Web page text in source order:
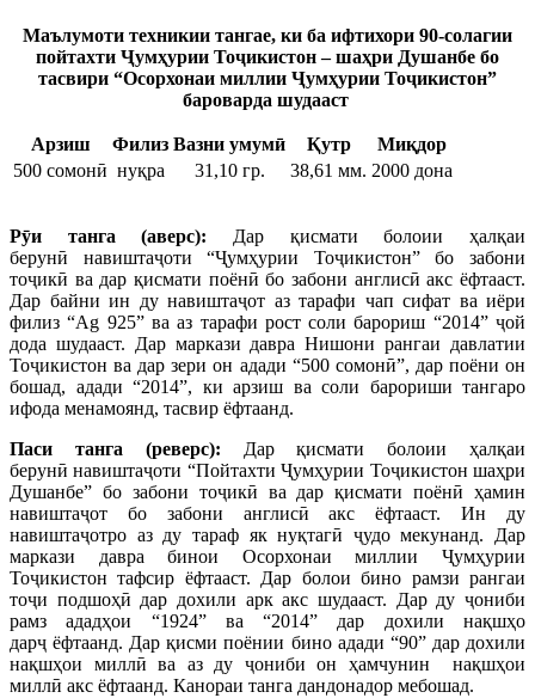
Маълумоти техникии тангае, ки ба ифтихори 90-солагии
пойтахти Ҷумҳурии Тоҷикистон – шаҳри Душанбе бо
тасвири “Осорхонаи миллии Ҷумҳурии Тоҷикистон”
бароварда шудааст
Арзиш Филиз Вазни умумӣ Қутр
Миқдор
500 сомонӣ нуқра 31,10 гр. 38,61 мм. 2000 дона
Рӯи танга (аверс): Дар қисмати болоии ҳалқаи
берунӣ навиштаҷоти “Ҷумҳурии Тоҷикистон” бо забони
тоҷикӣ ва дар қисмати поёнӣ бо забони англисӣ акс ёфтааст.
Дар байни ин ду навиштаҷот аз тарафи чап сифат ва иёри
филиз “Ag 925” ва аз тарафи рост соли барориш “2014” ҷой
дода шудааст. Дар маркази давра Нишони рангаи давлатии
Тоҷикистон ва дар зери он адади “500 сомонӣ”, дар поёни он
бошад, адади “2014”, ки арзиш ва соли барориши тангаро
ифода менамоянд, тасвир ёфтаанд.
Паси танга (реверс): Дар қисмати болоии ҳалқаи
берунӣ навиштаҷоти “Пойтахти Ҷумҳурии Тоҷикистон шаҳри
Душанбе” бо забони тоҷикӣ ва дар қисмати поёнӣ ҳамин
навиштаҷот бо забони англисӣ акс ёфтааст. Ин ду
навиштаҷотро аз ду тараф як нуқтагӣ ҷудо мекунанд. Дар
маркази давра бинои Осорхонаи миллии Ҷумҳурии
Тоҷикистон тафсир ёфтааст. Дар болои бино рамзи рангаи
тоҷи подшоҳӣ дар дохили арк акс шудааст. Дар ду ҷониби
рамз ададҳои “1924” ва “2014” дар дохили нақшҳо
дарҷ ёфтаанд. Дар қисми поёнии бино адади “90” дар дохили
нақшҳои миллӣ ва аз ду ҷониби он ҳамчунин нақшҳои
миллӣ акс ёфтаанд. Канораи танга дандонадор мебошад.